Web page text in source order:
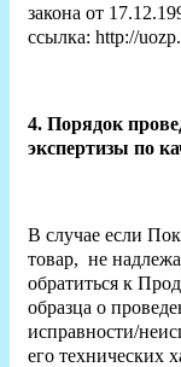
закона от
ссылка: http://
4. Порядок
экспертизы по
В случае если
товар, не
обратиться к
образца о
исправности/
его технических